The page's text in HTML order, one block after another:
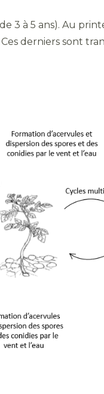
3 à 5 ans). Au
derniers sont